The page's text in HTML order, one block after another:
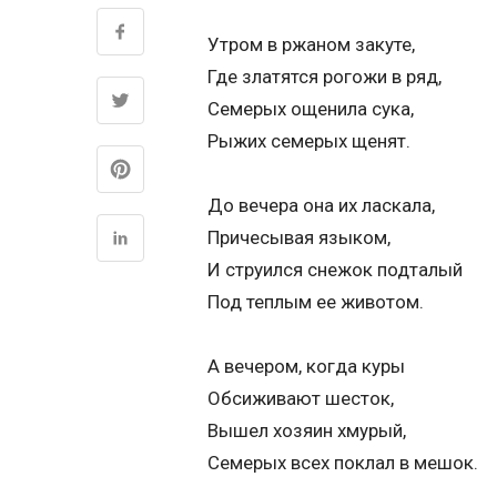
Утром в ржаном закуте,
Где златятся рогожи в ряд,
Семерых ощенила сука,
Рыжих семерых щенят.
До вечера она их ласкала,
Причесывая языком,
И струился снежок подталый
Под теплым ее животом.
А вечером, когда куры
Обсиживают шесток,
Вышел хозяин хмурый,
Семерых всех поклал в мешок.